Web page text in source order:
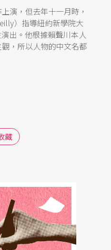
演，但去年十一月時，
）指導紐約新學院大
出。他根據賴聲川本人
，所以人物的中文名都
藏